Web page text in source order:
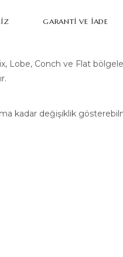
Lobe, Conch ve Flat
kadar değişiklik
GARANTI VE İADE